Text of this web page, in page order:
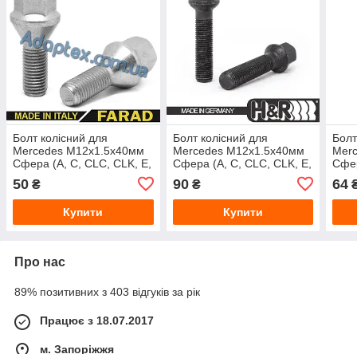
Болт колісний для
Mercedes М12х1.5х40мм
Сфера (A, C, CLC, CLK, E,
SL, SLK, Vaneo, 190, 200)
Цинк Ключ 17
50 ₴
Купити
Болт колісний для
Mercedes М12х1.5х40мм
Сфера (A, C, CLC, CLK, E,
SL, SLK, Vaneo, 190, 200)
Цинк Ключ 17
90₴
Купити
64
Про нас
89% позитивних з 403 відгуків за рік
Працює з 18.07.2017
м. Запоріжжя